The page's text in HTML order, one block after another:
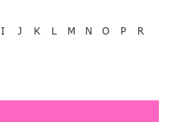
I J K L M N O P
R